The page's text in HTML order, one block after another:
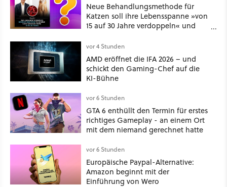
Neue Behandlungsmethode für
Katzen soll ihre Lebensspanne »von
15 auf 30 Jahre verdoppeln« und
kritisch damit auseinander
vor 4 Stunden
AMD eröffnet die IFA 2026 – und
schickt den Gaming-Chef auf die
KI-Bühne
vor 6 Stunden
GTA 6 enthüllt den Termin für erstes
richtiges Gameplay - an einem Ort
mit dem niemand gerechnet hatte
vor 6 Stunden
Europäische Paypal-Alternative:
Amazon beginnt mit der
Einführung von Wero